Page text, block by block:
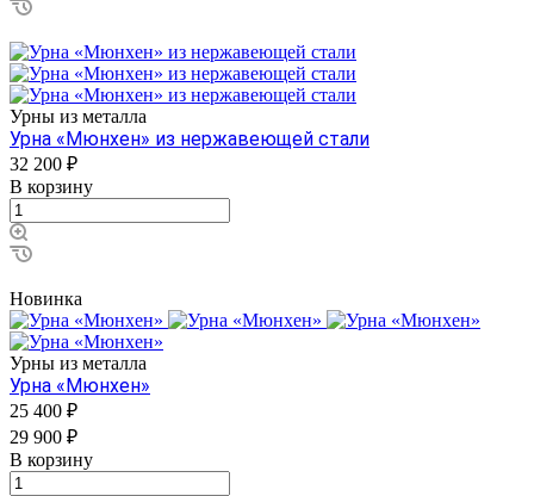
Урны из металла
Урна «Мюнхен» из нержавеющей стали
32 200 ₽
В корзину
Новинка
Урны из металла
Урна «Мюнхен»
25 400 ₽
29 900 ₽
В корзину